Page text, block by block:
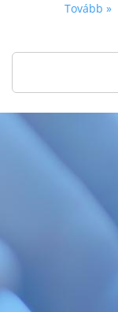
Tovább »